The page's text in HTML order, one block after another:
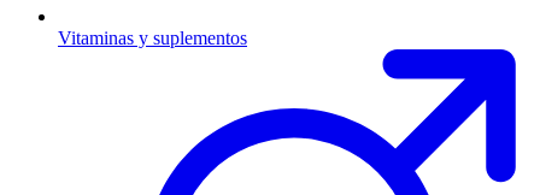
Vitaminas y suplementos